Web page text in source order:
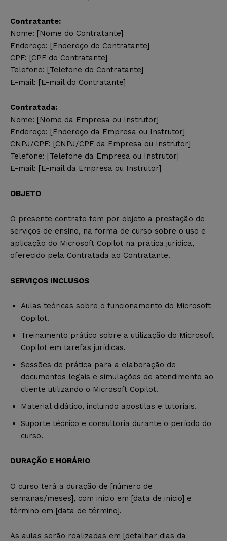
Contratante:
Nome: [Nome do Contratante]
Endereço: [Endereço do Contratante]
CPF: [CPF do Contratante]
Telefone: [Telefone do Contratante]
E-mail: [E-mail do Contratante]
Contratada:
Nome: [Nome da Empresa ou Instrutor]
Endereço: [Endereço da Empresa ou Instrutor]
CNPJ/CPF: [CNPJ/CPF da Empresa ou Instrutor]
Telefone: [Telefone da Empresa ou Instrutor]
E-mail: [E-mail da Empresa ou Instrutor]
OBJETO
O presente contrato tem por objeto a prestação de
serviços de ensino, na forma de curso sobre o uso e
aplicação do Microsoft Copilot na prática jurídica,
oferecido pela Contratada ao Contratante.
SERVIÇOS INCLUSOS
Aulas teóricas sobre o funcionamento do Microsoft
Copilot.
Treinamento prático sobre a utilização do Microsoft
Copilot em tarefas jurídicas.
Sessões de prática para a elaboração de
documentos legais e simulações de atendimento ao
cliente utilizando o Microsoft Copilot.
Material didático, incluindo apostilas e tutoriais.
Suporte técnico e consultoria durante o período do
curso.
DURAÇÃO E HORÁRIO
O curso terá a duração de [número de
semanas/meses], com início em [data de início] e
término em [data de término].
As aulas serão realizadas em [detalhar dias da